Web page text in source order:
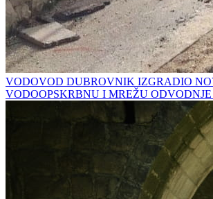
VODOVOD DUBROVNIK IZGRADIO
VODOOPSKRBNU I MREŽU